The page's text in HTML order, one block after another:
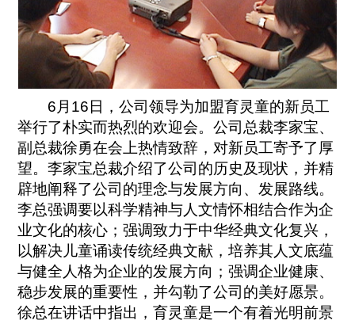
6月16日，公司领导为加盟育灵童的新员工
举行了朴实而热烈的欢迎会。公司总裁李家宝、
副总裁徐勇在会上热情致辞，对新员工寄予了厚
望。李家宝总裁介绍了公司的历史及现状，并精
辟地阐释了公司的理念与发展方向、发展路线。
李总强调要以科学精神与人文情怀相结合作为企
业文化的核心；强调致力于中华经典文化复兴，
以解决儿童诵读传统经典文献，培养其人文底蕴
与健全人格为企业的发展方向；强调企业健康、
稳步发展的重要性，并勾勒了公司的美好愿景。
徐总在讲话中指出，育灵童是一个有着光明前景